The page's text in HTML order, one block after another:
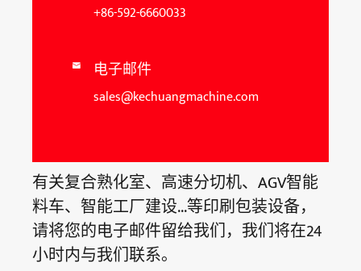
+86-592-6660033
 电子邮件
sales@kechuangmachine.com
有关复合熟化室、高速分切机、AGV智能
料车、智能工厂建设...等印刷包装设备，
请将您的电子邮件留给我们，我们将在24
小时内与我们联系。